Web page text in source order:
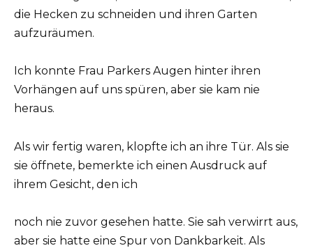
die Hecken zu schneiden und ihren Garten
aufzuräumen.
Ich konnte Frau Parkers Augen hinter ihren
Vorhängen auf uns spüren, aber sie kam nie
heraus.
Als wir fertig waren, klopfte ich an ihre Tür. Als sie
sie öffnete, bemerkte ich einen Ausdruck auf
ihrem Gesicht, den ich
noch nie zuvor gesehen hatte. Sie sah verwirrt aus,
aber sie hatte eine Spur von Dankbarkeit. Als